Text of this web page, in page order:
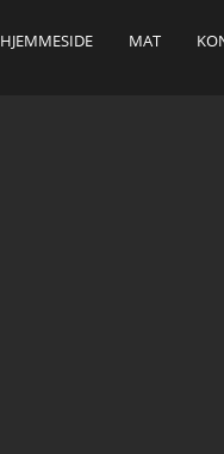
HJEMMESIDE MAT